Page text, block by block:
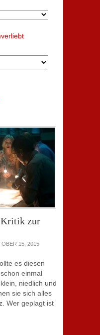
Kritik zur
15, 2015
es diesen
einmal
niedlich und
sie sich alles
Wer geplagt ist